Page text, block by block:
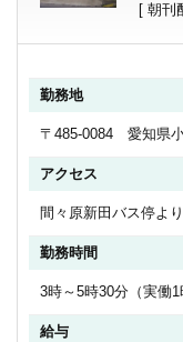
[ 朝刊
勤務地
〒485-0084 愛知県
アクセス
間々原新田バス停よ
勤務時間
3時～5時30分（実働1
給与